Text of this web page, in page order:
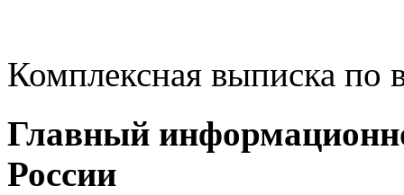
Комплексная выписка
Главный
России